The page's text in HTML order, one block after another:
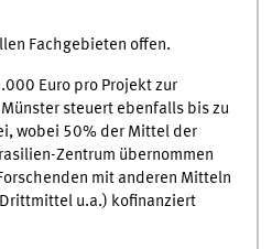
Fachgebieten offen.
Euro pro Projekt zur
steuert ebenfalls bis zu
wobei 50% der Mittel der
Zentrum übernommen
mit anderen Mitteln
u.a.) kofinanziert